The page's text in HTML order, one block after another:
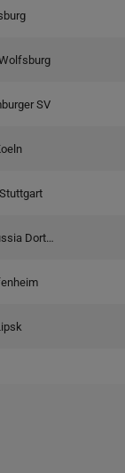
SV
Borussia Dortmund